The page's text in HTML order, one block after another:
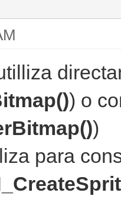
) o
)
para